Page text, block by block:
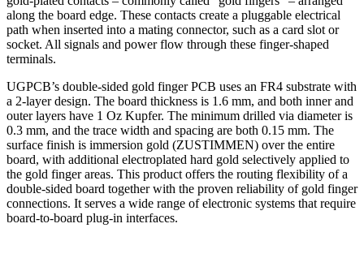
along the board edge. These contacts create a pluggable electrical
path when inserted into a mating connector, such as a card slot or
socket. All signals and power flow through these finger‑shaped
terminals.
UGPCB’s double‑sided gold finger PCB uses an FR4 substrate with
a 2‑layer design. The board thickness is 1.6 mm, and both inner and
outer layers have 1 Oz Kupfer. The minimum drilled via diameter is
0.3 mm, and the trace width and spacing are both 0.15 mm. The
surface finish is immersion gold (ZUSTIMMEN) over the entire
board, with additional electroplated hard gold selectively applied to
the gold finger areas. This product offers the routing flexibility of a
double‑sided board together with the proven reliability of gold finger
connections. It serves a wide range of electronic systems that require
board‑to‑board plug‑in interfaces.